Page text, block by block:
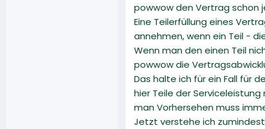
powwow den Vertrag schon
Eine Teilerfüllung eines
annehmen, wenn ein Teil -
Wenn man den einen Teil
powwow die
Das halte ich für ein Fall für
hier Teile der
man Vorhersehen muss
Jetzt verstehe ich